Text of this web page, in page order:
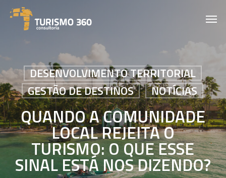
Skip
content
DESENVOLVIMENTO TERRITORIAL
GESTÃO DE DESTINOS
NOTÍCIAS
QUANDO A COMUNIDADE
LOCAL REJEITA O
TURISMO: O QUE ESSE
SINAL ESTÁ NOS DIZENDO?